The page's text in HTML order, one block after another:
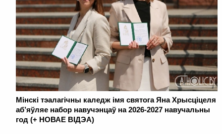
Мінскі тэалагічны каледж імя святога Яна Хрысціцеля
аб’яўляе набор навучэнцаў на 2026-2027 навучальны
год (+ НОВАЕ ВІДЭА)